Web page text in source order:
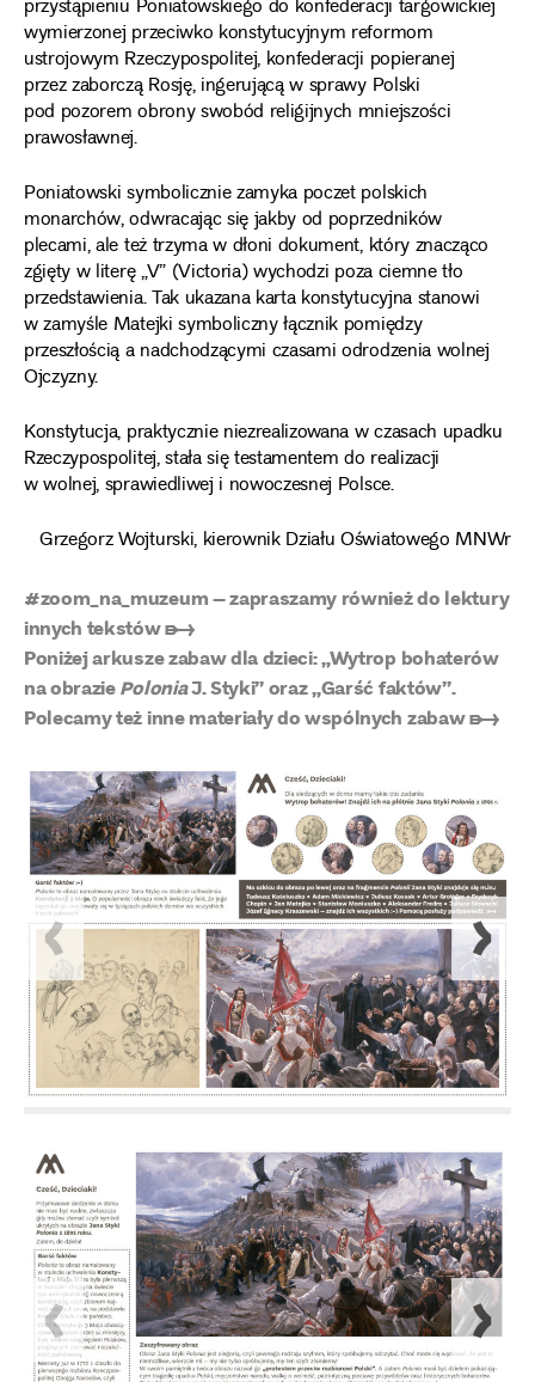
przystąpieniu Poniatowskiego do konfederacji targowickiej
wymierzonej przeciwko konstytucyjnym reformom
ustrojowym Rzeczypospolitej, konfederacji popieranej
przez zaborczą Rosję, ingerującą w sprawy Polski
pod pozorem obrony swobód religijnych mniejszości
prawosławnej.
Poniatowski symbolicznie zamyka poczet polskich
monarchów, odwracając się jakby od poprzedników
plecami, ale też trzyma w dłoni dokument, który znacząco
zgięty w literę „V” (Victoria) wychodzi poza ciemne tło
przedstawienia. Tak ukazana karta konstytucyjna stanowi
w zamyśle Matejki symboliczny łącznik pomiędzy
przeszłością a nadchodzącymi czasami odrodzenia wolnej
Ojczyzny.
Konstytucja, praktycznie niezrealizowana w czasach upadku
Rzeczypospolitej, stała się testamentem do realizacji
w wolnej, sprawiedliwej i nowoczesnej Polsce.
Grzegorz Wojturski, kierownik Działu Oświatowego MNWr
#zoom_na_muzeum – zapraszamy również do lektury
innych tekstów ➸
Poniżej arkusze zabaw dla dzieci: „Wytrop bohaterów
na obraziePoloniaJ. Styki” oraz „Garść faktów”.
Polecamy też inne materiały do wspólnych zabaw ➸